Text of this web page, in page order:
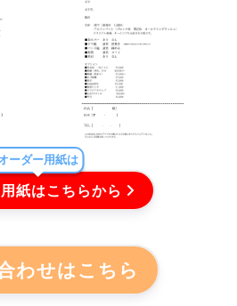
紙はこちらから
ーダー用紙は
わせはこちら